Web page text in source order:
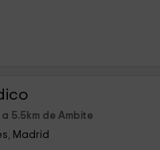
5.5km de Ambite
Madrid